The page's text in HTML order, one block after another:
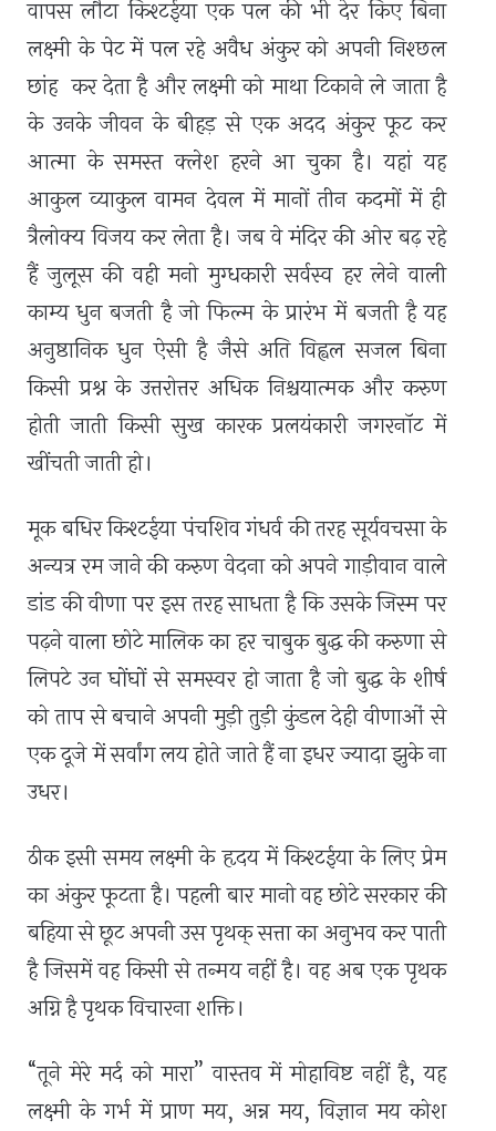
वापस लौटा किश्टईया एक पल की भी देर किए बिना
लक्ष्मी के पेट में पल रहे अवैध अंकुर को अपनी निश्छल
छांह कर देता है और लक्ष्मी को माथा टिकाने ले जाता है
के उनके जीवन के बीहड़ से एक अदद अंकुर फूट कर
आत्मा के समस्त क्लेश हरने आ चुका है। यहां यह
आकुल व्याकुल वामन देवल में मानों तीन कदमों में ही
त्रैलोक्य विजय कर लेता है। जब वे मंदिर की ओर बढ़ रहे
हैं जुलूस की वही मनो मुग्धकारी सर्वस्व हर लेने वाली
काम्य धुन बजती है जो फिल्म के प्रारंभ में बजती है यह
अनुष्ठानिक धुन ऐसी है जैसे अति विह्वल सजल बिना
किसी प्रश्न के उत्तरोत्तर अधिक निश्चयात्मक और करुण
होती जाती किसी सुख कारक प्रलयंकारी जगरनॉट में
खींचती जाती हो।
मूक बधिर किश्टईया पंचशिव गंधर्व की तरह सूर्यवचसा के
अन्यत्र रम जाने की करुण वेदना को अपने गाड़ीवान वाले
डांड की वीणा पर इस तरह साधता है कि उसके जिस्म पर
पढ़ने वाला छोटे मालिक का हर चाबुक बुद्ध की करुणा से
लिपटे उन घोंघों से समस्वर हो जाता है जो बुद्ध के शीर्ष
को ताप से बचाने अपनी मुड़ी तुड़ी कुंडल देही वीणाओं से
एक दूजे में सर्वांग लय होते जाते हैं ना इधर ज्यादा झुके ना
उधर।
ठीक इसी समय लक्ष्मी के हृदय में किश्टईया के लिए प्रेम
का अंकुर फूटता है। पहली बार मानो वह छोटे सरकार की
बहिया से छूट अपनी उस पृथक् सत्ता का अनुभव कर पाती
है जिसमें वह किसी से तन्मय नहीं है। वह अब एक पृथक
अग्नि है पृथक विचारना शक्ति।
“तूने मेरे मर्द को मारा” वास्तव में मोहाविष्ट नहीं है, यह
लक्ष्मी के गर्भ में प्राण मय, अन्न मय,विज्ञान मय कोश